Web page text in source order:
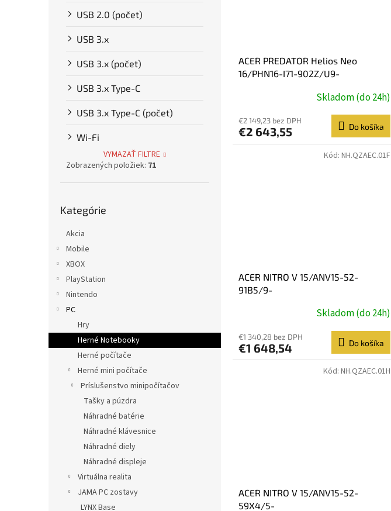
USB 2.0 (počet)
USB 3.x
USB 3.x (počet)
USB 3.x Type-C
USB 3.x Type-C (počet)
Wi-Fi
VYMAZAŤ FILTRE
Zobrazených položiek: 71
kategórie
Kategórie
Akcia
Mobile
XBOX
PlayStation
Nintendo
PC
Hry
Herné Notebooky
Herné počítače
Herné mini počítače
Príslušenstvo minipočítačov
Tašky a púzdra
Náhradné batérie
Náhradné klávesnice
Náhradné diely
Náhradné displeje
Virtuálna realita
JAMA PC zostavy
LYNX Base
ACER PREDATOR Helios Neo
16/PHN16-I71-902Z/U9-
5070/W11H/Black/2Skladom (do 24h)
€2 149,23 bez DPH
€2 643,55 Do košíka
ACER NITRO V 15/ANV15-52-
91B5/9-
int/W11H/Black/2RSkladom (do 24h)
€1 340,28 bez DPH
€1 648,54 Do košíka
Kód: NH.QZAEC.01F
ACER NITRO V 15/ANV15-52-
59X4/5-
Kód: NH.QZAEC.01H